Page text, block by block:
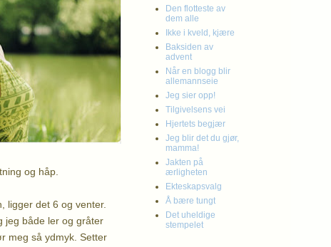
og håp.
ligger det 6 og venter.
jeg både ler og gråter
meg så ydmyk. Setter
Den flotteste av
dem alle
Ikke i kveld, kjære
Baksiden av
advent
Når en blogg blir
allemannseie
Jeg sier opp!
Tilgivelsens vei
Hjertets begjær
Jeg blir det du gjør,
mamma!
Jakten på
ærligheten
Ekteskapsvalg
Å bære tungt
Det uheldige
stempelet